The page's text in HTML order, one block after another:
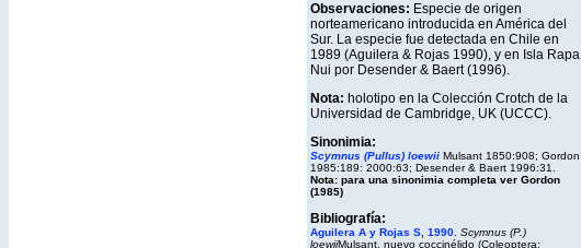
Observaciones: Especie de origen
norteamericano introducida en América del
Sur. La especie fue detectada en Chile en
1989 (Aguilera & Rojas 1990), y en Isla Rapa
Nui por Desender & Baert (1996).
Nota: holotipo en la Colección Crotch de la
Universidad de Cambridge, UK (UCCC).
Sinonimia:
Scymnus (Pullus) loewii Mulsant 1850:908; Gordon
1985:189: 2000:63; Desender & Baert 1996:31.
Nota: para una sinonimia completa ver Gordon
(1985)
Bibliografía:
Aguilera A y Rojas S, 1990. Scymnus (P.)
loewiiMulsant, nuevo coccinélido (Coleoptera: